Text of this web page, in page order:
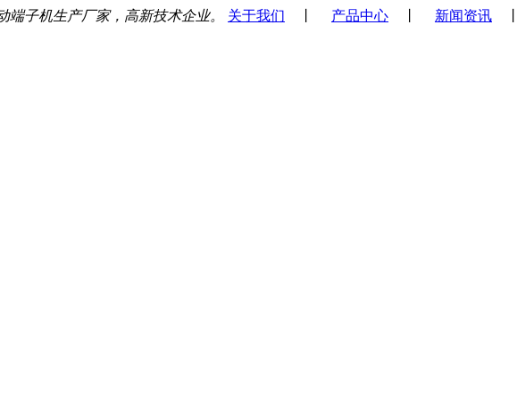
子机生产厂家，高新技术企业。 关于我们 产品中心 新闻资讯